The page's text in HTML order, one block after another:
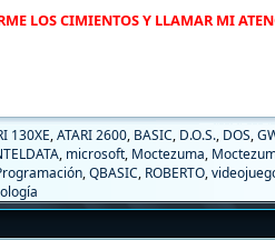
LOS CIMIENTOS Y LLAMAR MI
130XE,ATARI 2600, BASIC, D.O.S., DOS,
, microsoft, Moctezuma,
,QBASIC, ROBERTO,